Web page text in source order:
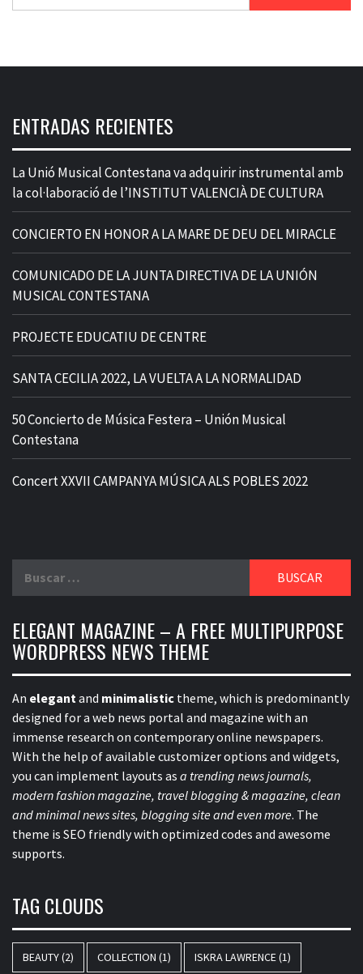
ENTRADAS RECIENTES
La Unió Musical Contestana va adquirir instrumental amb
la col·laboració de l’INSTITUT VALENCIÀ DE CULTURA
CONCIERTO EN HONOR A LA MARE DE DEU DEL MIRACLE
COMUNICADO DE LA JUNTA DIRECTIVA DE LA UNIÓN
MUSICAL CONTESTANA
PROJECTE EDUCATIU DE CENTRE
SANTA CECILIA 2022, LA VUELTA A LA NORMALIDAD
50 Concierto de Música Festera – Unión Musical
Contestana
Concert XXVII CAMPANYA MÚSICA ALS POBLES 2022
ELEGANT MAGAZINE – A FREE MULTIPURPOSE
WORDPRESS NEWS THEME
An elegantand minimalistic theme, which is predominantly
designed for a web news portal and magazine with an
immense research on contemporary online newspapers.
With the help of available customizer options and widgets,
you can implement layouts as a trending news journals,
modern fashion magazine, travel blogging & magazine, clean
and minimal news sites, blogging site and even more. The
theme is SEO friendly with optimized codes and awesome
supports.
TAG CLOUDS
BEAUTY(2) COLLECTION (1) ISKRA LAWRENCE(1)